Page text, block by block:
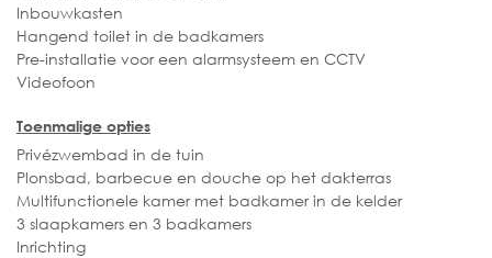
Inbouwkasten
Hangend toilet in de badkamers
Pre-installatie voor een alarmsysteem en CCTV
Videofoon
Toenmalige opties
Privézwembad in de tuin
Plonsbad, barbecue en douche op het dakterras
Multifunctionele kamer met badkamer in de kelder
3 slaapkamers en 3 badkamers
Inrichting